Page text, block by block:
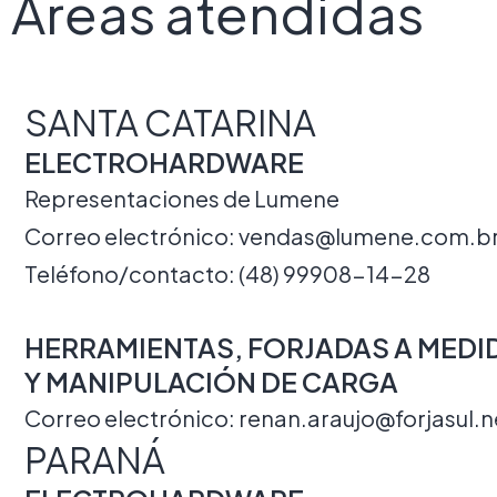
SANTA CATARINA
ELECTROHARDWARE
Representaciones de Lumene
Correo electrónico:
Teléfono/contacto: (48) 99908-14-28
HERRAMIENTAS, FORJADAS A
Y MANIPULACIÓN DE CARGA
Correo electrónico:
PARANÁ